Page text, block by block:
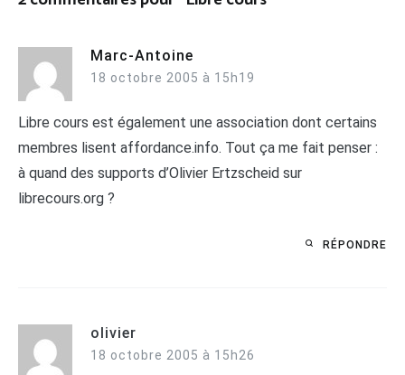
Marc-Antoine
18 octobre 2005 à 15h19
Libre cours est également une association dont certains
membres lisent affordance.info. Tout ça me fait penser :
à quand des supports d’Olivier Ertzscheid sur
librecours.org ?
RÉPONDRE
olivier
18 octobre 2005 à 15h26